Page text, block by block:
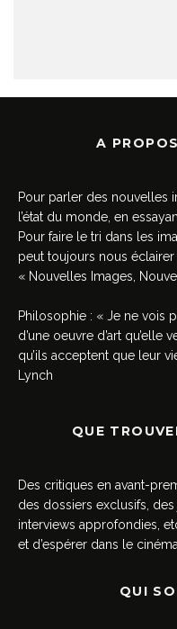
A
Pour parler des nouvelles
l’état du monde, en
Pour faire le tri dans les
peut toujours nous
« Nouvelles Images,
Philosophie : « Je ne vois
d’une oeuvre d’art
qu’ils acceptent que leur
Lynch
QUE
Des critiques en avant-
des dossiers exclusifs,
interviews approfondies,
et d’espérer dans le
QUI